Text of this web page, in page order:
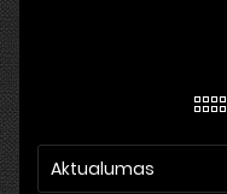
Aktualumas